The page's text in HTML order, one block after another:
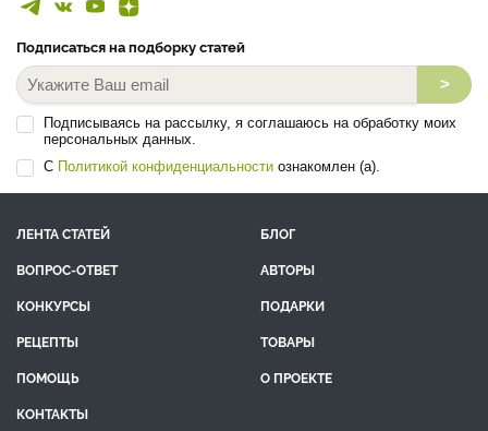
Подписаться на подборку статей
>
Подписываясь на рассылку, я соглашаюсь на обработку моих
персональных данных.
С Политикой конфиденциальности ознакомлен (а).
ЛЕНТА СТАТЕЙ
БЛОГ
ВОПРОС-ОТВЕТ
АВТОРЫ
КОНКУРСЫ
ПОДАРКИ
РЕЦЕПТЫ
ТОВАРЫ
ПОМОЩЬ
О ПРОЕКТЕ
КОНТАКТЫ